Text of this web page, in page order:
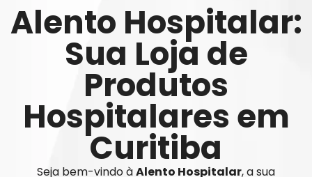
Alento Hospitalar:
Sua Loja de
Produtos
Hospitalares em
Curitiba
Seja bem-vindo àAlento Hospitalar, a sua